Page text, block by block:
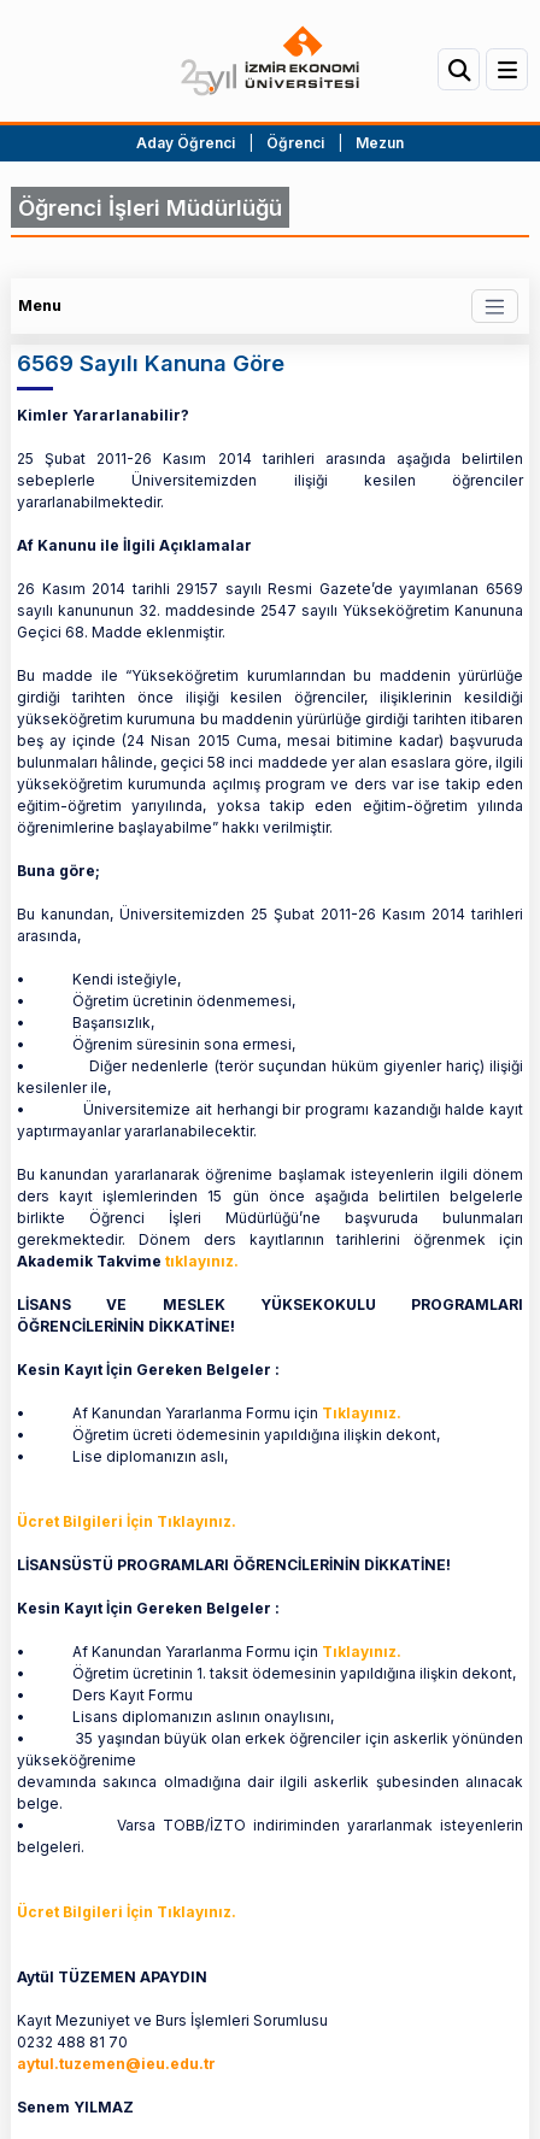
Aday Öğrenci Öğrenci Mezun
Öğrenci İşleri Müdürlüğü
6569 Sayılı Kanuna Göre
Kimler Yararlanabilir?
25 Şubat 2011-26 Kasım 2014 tarihleri arasında aşağıda belirtilen
sebeplerle Üniversitemizden ilişiği kesilen öğrenciler
yararlanabilmektedir.
Af Kanunu ile İlgili Açıklamalar
26 Kasım 2014 tarihli 29157 sayılı Resmi Gazete’de yayımlanan 6569
sayılı kanununun 32. maddesinde 2547 sayılı Yükseköğretim Kanununa
Geçici 68. Madde eklenmiştir.
Bu madde ile “Yükseköğretim kurumlarından bu maddenin yürürlüğe
girdiği tarihten önce ilişiği kesilen öğrenciler, ilişiklerinin kesildiği
yükseköğretim kurumuna bu maddenin yürürlüğe girdiği tarihten itibaren
beş ay içinde (24 Nisan 2015 Cuma, mesai bitimine kadar) başvuruda
bulunmaları hâlinde, geçici 58 inci maddede yer alan esaslara göre, ilgili
yükseköğretim kurumunda açılmış program ve ders var ise takip eden
eğitim-öğretim yarıyılında, yoksa takip eden eğitim-öğretim yılında
öğrenimlerine başlayabilme” hakkı verilmiştir.
Buna göre;
Bu kanundan, Üniversitemizden 25 Şubat 2011-26 Kasım 2014 tarihleri
arasında,
• Kendi isteğiyle,
• Öğretim ücretinin ödenmemesi,
• Başarısızlık,
• Öğrenim süresinin sona ermesi,
• Diğer nedenlerle (terör suçundan hüküm giyenler hariç) ilişiği
kesilenler ile,
• Üniversitemize ait herhangi bir programı kazandığı halde kayıt
yaptırmayanlar yararlanabilecektir.
Bu kanundan yararlanarak öğrenime başlamak isteyenlerin ilgili dönem
ders kayıt işlemlerinden 15 gün önce aşağıda belirtilen belgelerle
birlikte Öğrenci İşleri Müdürlüğü’ne başvuruda bulunmaları
gerekmektedir. Dönem ders kayıtlarının tarihlerini öğrenmek için
Akademik Takvime tıklayınız.
LİSANS VE MESLEK YÜKSEKOKULU PROGRAMLARI
ÖĞRENCİLERİNİN DİKKATİNE!
Kesin Kayıt İçin Gereken Belgeler :
• Af Kanundan Yararlanma Formu için Tıklayınız.
• Öğretim ücreti ödemesinin yapıldığına ilişkin dekont,
• Lise diplomanızın aslı,
Ücret Bilgileri İçin Tıklayınız.
LİSANSÜSTÜ PROGRAMLARI ÖĞRENCİLERİNİN DİKKATİNE!
Kesin Kayıt İçin Gereken Belgeler :
• Af Kanundan Yararlanma Formu için Tıklayınız.
• Öğretim ücretinin 1. taksit ödemesinin yapıldığına ilişkin dekont,
• Ders Kayıt Formu
• Lisans diplomanızın aslının onaylısını,
• 35 yaşından büyük olan erkek öğrenciler için askerlik yönünden
yükseköğrenime
devamında sakınca olmadığına dair ilgili askerlik şubesinden alınacak
belge.
• Varsa TOBB/İZTO indiriminden yararlanmak isteyenlerin
belgeleri.
Ücret Bilgileri İçin Tıklayınız.
Aytül TÜZEMEN APAYDIN
Kayıt Mezuniyet ve Burs İşlemleri Sorumlusu
0232 488 81 70
aytul.tuzemen@ieu.edu.tr
Senem YILMAZ
Menu